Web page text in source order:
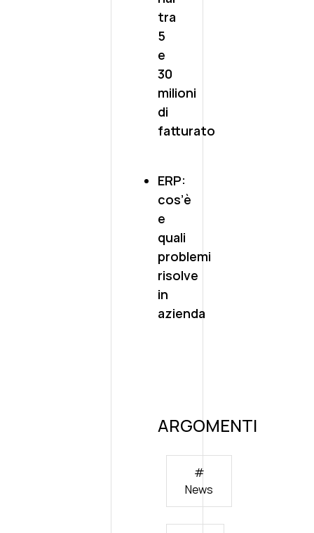
tra
5
e
30
milioni
di
fatturato
ERP:
cos’è
e
quali
problemi
risolve
in
azienda
ARGOMENTI
#
News